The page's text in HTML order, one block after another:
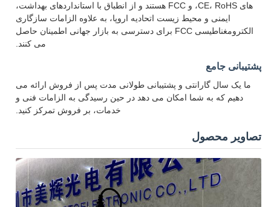
های CE، RoHS، و FCC هستند و از انطباق با استانداردهای بهداشت،
ایمنی و محیط زیست اتحادیه اروپا، به علاوه الزامات سازگاری
الکترومغناطیسی FCC برای دسترسی به بازار جهانی اطمینان حاصل
می کنند.
پشتیبانی جامع
ما یک سال گارانتی و پشتیبانی طولانی مدت پس از فروش ارائه می
دهیم که به شما امکان می دهد در حین رسیدگی به الزامات فنی و
خدمات، بر فروش تمرکز کنید.
تصاویر محصول